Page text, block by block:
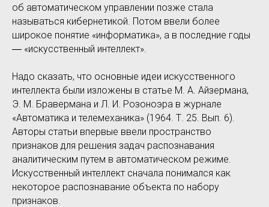
об автоматическом управлении позже стала
называться кибернетикой. Потом ввели более
широкое понятие «информатика», а в последние годы
― «искусственный интеллект».
Надо сказать, что основные идеи искусственного
интеллекта были изложены в статье М. А. Айзермана,
Э. М. Бравермана и Л. И. Розоноэра в журнале
«Автоматика и телемеханика» (1964. Т. 25. Вып. 6).
Авторы статьи впервые ввели пространство
признаков для решения задач распознавания
аналитическим путем в автоматическом режиме.
Искусственный интеллект сначала понимался как
некоторое распознавание объекта по набору
признаков.